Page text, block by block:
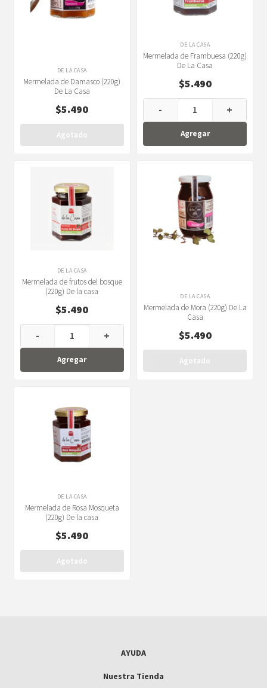
DE LA CASA
Mermelada de Damasco (220g)
De La Casa
$5.490
Agotado
DE LA CASA
Mermelada de Frambuesa (220g)
De La Casa
$5.490
-
+
Agregar
DE LA CASA
Mermelada de frutos del bosque
(220g) De la casa
$5.490
-
+
Agregar
DE LA CASA
Mermelada de Mora (220g) De La
Casa
$5.490
Agotado
DE LA CASA
Mermelada de Rosa Mosqueta
(220g) De la casa
$5.490
Agotado
AYUDA
Nuestra Tienda